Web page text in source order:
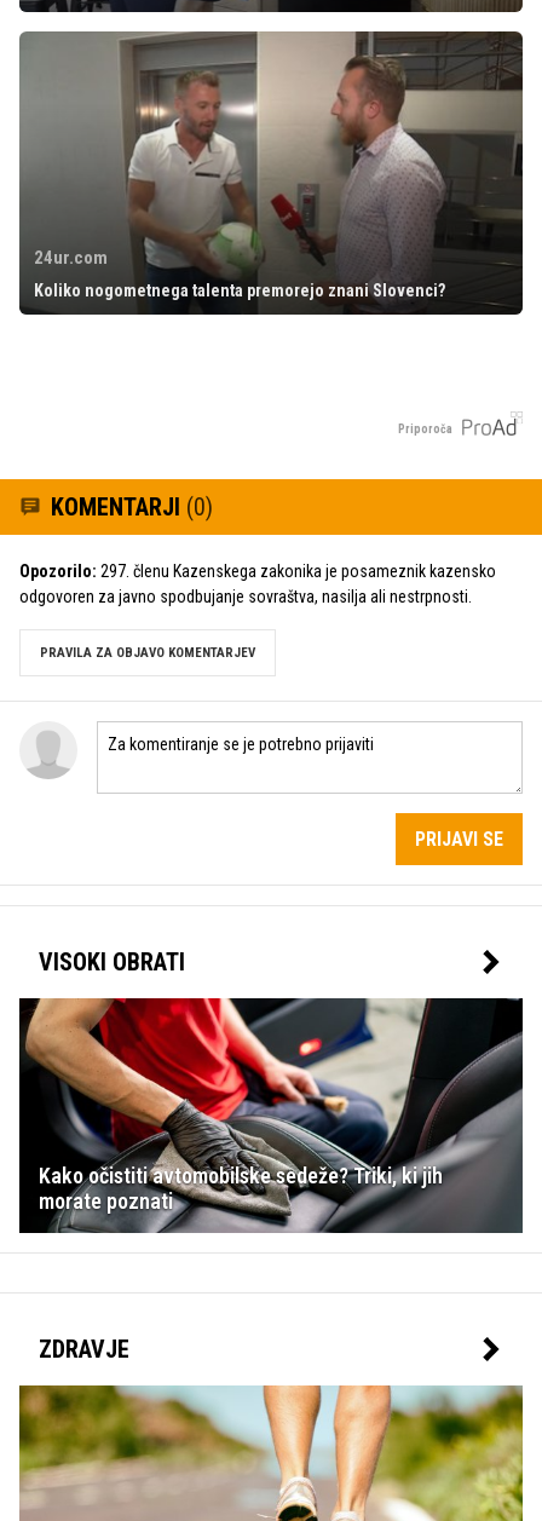
24ur.com
Koliko nogometnega talenta premorejo znani Slovenci?
Priporoča
KOMENTARJI (0)
Opozorilo: 297. členu Kazenskega zakonika je posameznik kazensko
odgovoren za javno spodbujanje sovraštva, nasilja ali nestrpnosti.
PRAVILA ZA OBJAVO KOMENTARJEV
PRIJAVI SE
VISOKI OBRATI
Kako očistiti avtomobilske sedeže? Triki, ki jih
morate poznati
ZDRAVJE